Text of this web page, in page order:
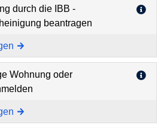
durch die IBB -
beantragen
Wohnung oder